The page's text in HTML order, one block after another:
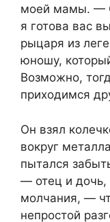
моей мамы. —
я готова вас
рыцаря из
юношу,
Возможно,
приходимся
Он взял
вокруг
пытался
— отец и дочь,
молчания, —
непростой